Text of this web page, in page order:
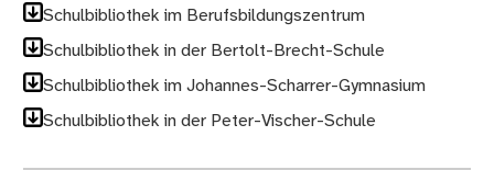
Schulbibliothek im Berufsbildungszentrum
Schulbibliothek in der Bertolt-Brecht-Schule
Schulbibliothek im Johannes-Scharrer-Gymnasium
Schulbibliothek in der Peter-Vischer-Schule